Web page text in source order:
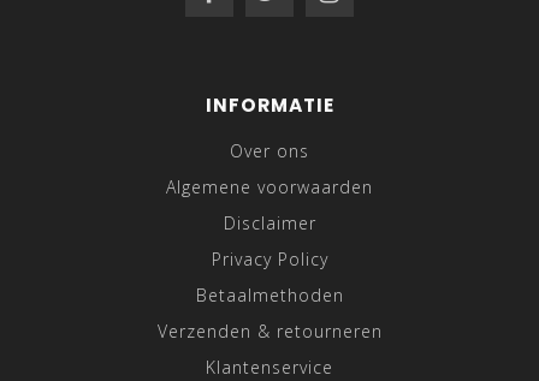
INFORMATIE
Over ons
Algemene voorwaarden
Disclaimer
Privacy Policy
Betaalmethoden
Verzenden & retourneren
Klantenservice